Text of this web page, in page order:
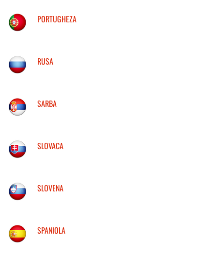
PORTUGHEZA
RUSA
SARBA
SLOVACA
SLOVENA
SPANIOLA